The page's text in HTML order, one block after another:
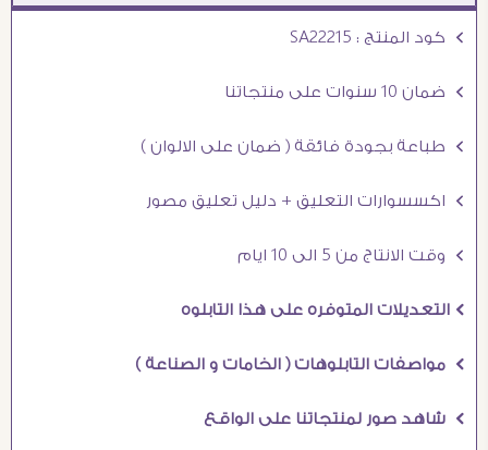
Ö كود المنتج : SA22215
Ö ضمان 10 سنوات على منتجاتنا
Ö طباعة بجودة فائقة ( ضمان على الالوان )
Ö اكسسوارات التعليق + دليل تعليق مصور
Ö وقت الانتاج من 5 الى 10 ايام
Ö التعديلات المتوفره على هذا التابلوه
Ö مواصفات التابلوهات ( الخامات و الصناعة )
Ö شاهد صور لمنتجاتنا على الواقع